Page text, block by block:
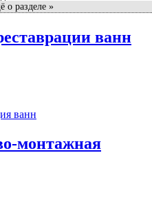
о разделе »время работы и другую
в Казани. В нашем
найдете список фирм,
отзывы клиентов и
легче сделать правильный
ванн
ванн
монтажная